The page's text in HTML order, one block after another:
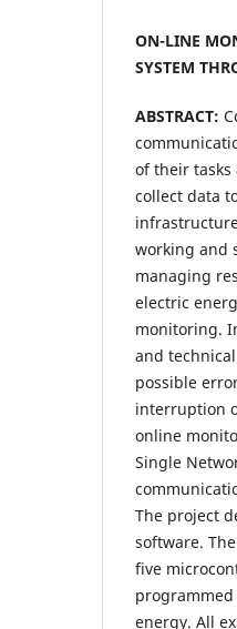
ON-LINE
SYSTEM
ABSTRACT:
of their tasks
collect data
working and
managing
electric
monitoring.
and
possible
interruption
online
Single
The project
software.
five
energy. All